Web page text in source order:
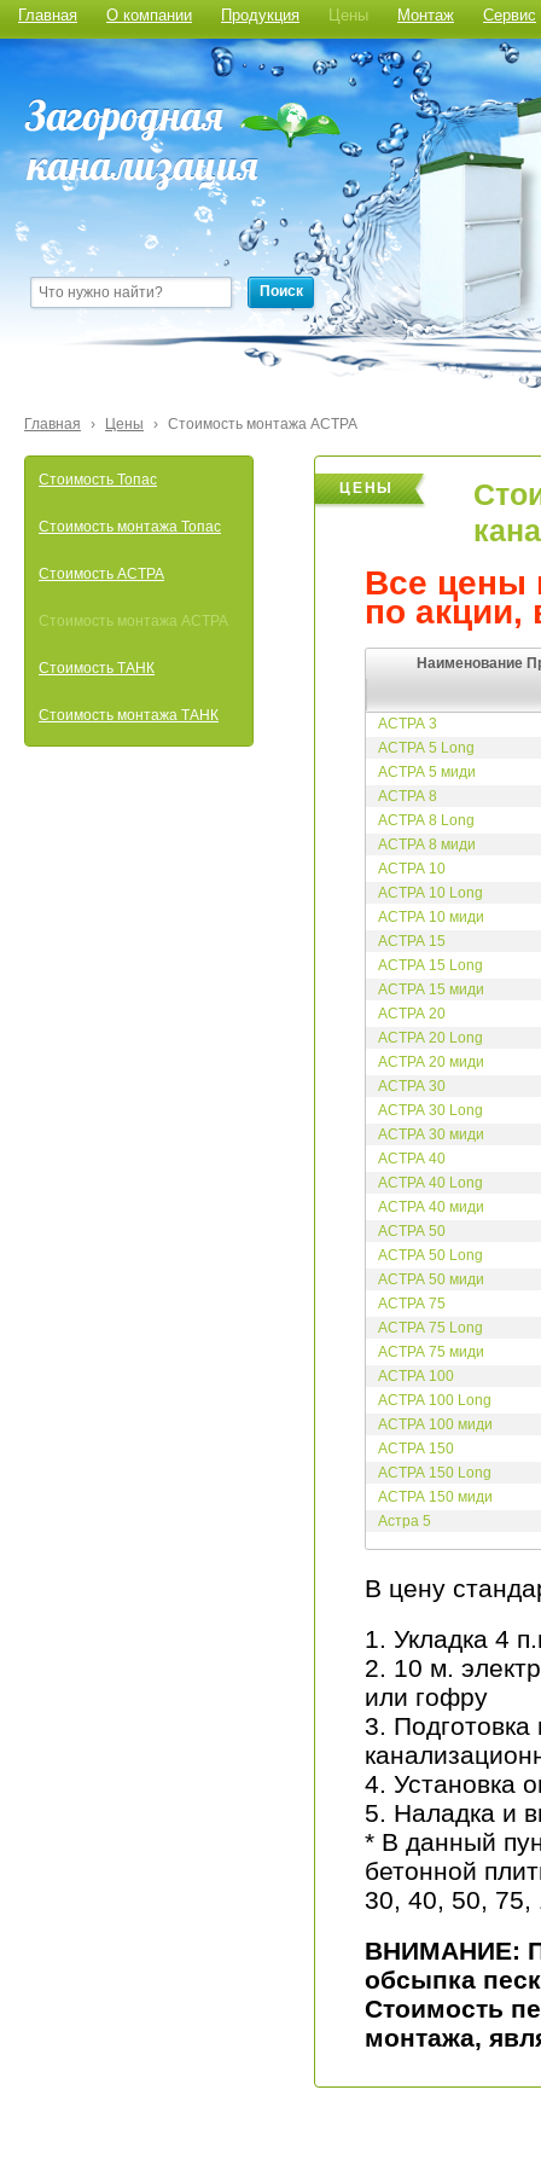
Главная О компании Продукция Цены Монтаж Сервис
Поиск
Главная › Цены › Стоимость монтажа АСТРА
Стоимость Топас
Стоимость монтажа Топас
Стоимость АСТРА
Стоимость монтажа АСТРА
Стоимость ТАНК
Стоимость монтажа ТАНК
ЦЕНЫ
Все цены
по акции,
Наименование
Наименование
АСТРА 3
АСТРА 5 Long
АСТРА 5 миди
АСТРА 8
АСТРА 8 Long
АСТРА 8 миди
АСТРА 10
АСТРА 10 Long
АСТРА 10 миди
АСТРА 15
АСТРА 15 Long
АСТРА 15 миди
АСТРА 20
АСТРА 20 Long
АСТРА 20 миди
АСТРА 30
АСТРА 30 Long
АСТРА 30 миди
АСТРА 40
АСТРА 40 Long
АСТРА 40 миди
АСТРА 50
АСТРА 50 Long
АСТРА 50 миди
АСТРА 75
АСТРА 75 Long
АСТРА 75 миди
АСТРА 100
АСТРА 100 Long
АСТРА 100 миди
АСТРА 150
АСТРА 150 Long
АСТРА 150 миди
Астра 5
В цену
Укладка 4
10 м.
или гофру
Установка
Наладка и
* В данный
бетонной
30, 40, 50,
ВНИМАНИЕ:
обсыпка
Стоимость
монтажа,